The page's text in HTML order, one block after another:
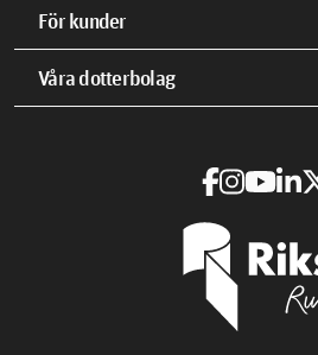
För kunder
Våra dotterbolag